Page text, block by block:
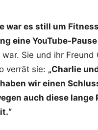
war es still um
eine YouTube-
Sie und ihr
verrät sie: „Charlie
wir einen
auch diese